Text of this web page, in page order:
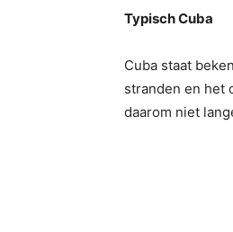
Typisch Cuba
Cuba staat
stranden en het
daarom niet